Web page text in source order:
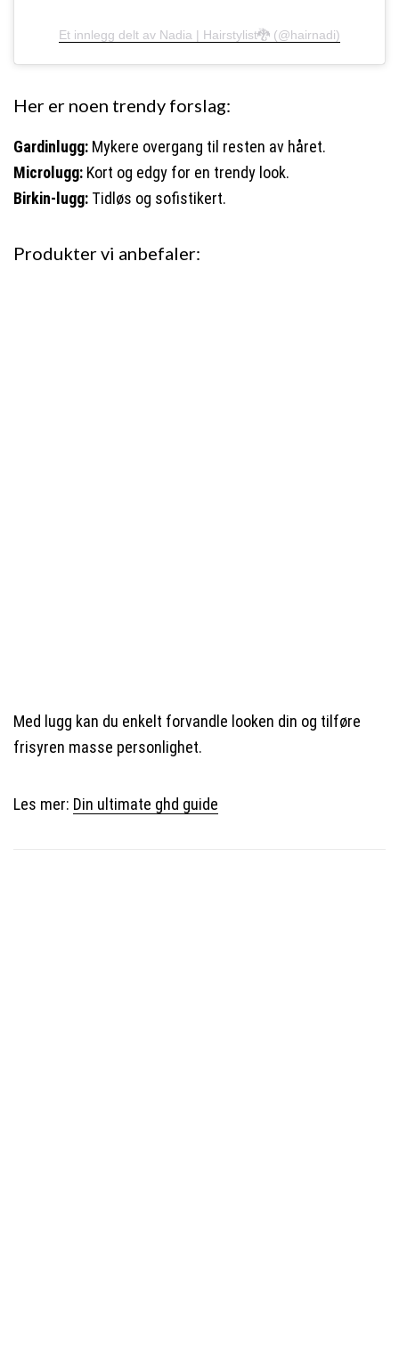
Et innlegg delt av Nadia | Hairstylist🐉 (@hairnadi)
Her er noen trendy forslag:
Gardinlugg: Mykere overgang til resten av håret.
Microlugg: Kort og edgy for en trendy look.
Birkin-lugg: Tidløs og sofistikert.
Produkter vi anbefaler:
Med lugg kan du enkelt forvandle looken din og tilføre
frisyren masse personlighet.
Les mer: Din ultimate ghd guide